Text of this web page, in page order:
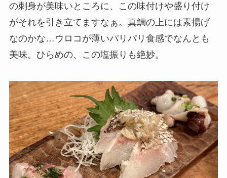
の刺身が美味いところに、この味付けや盛り付け
がそれを引き立てますなぁ。真鯛の上には素揚げ
なのかな…ウロコが薄いパリパリ食感でなんとも
美味。ひらめの、この塩振りも絶妙。